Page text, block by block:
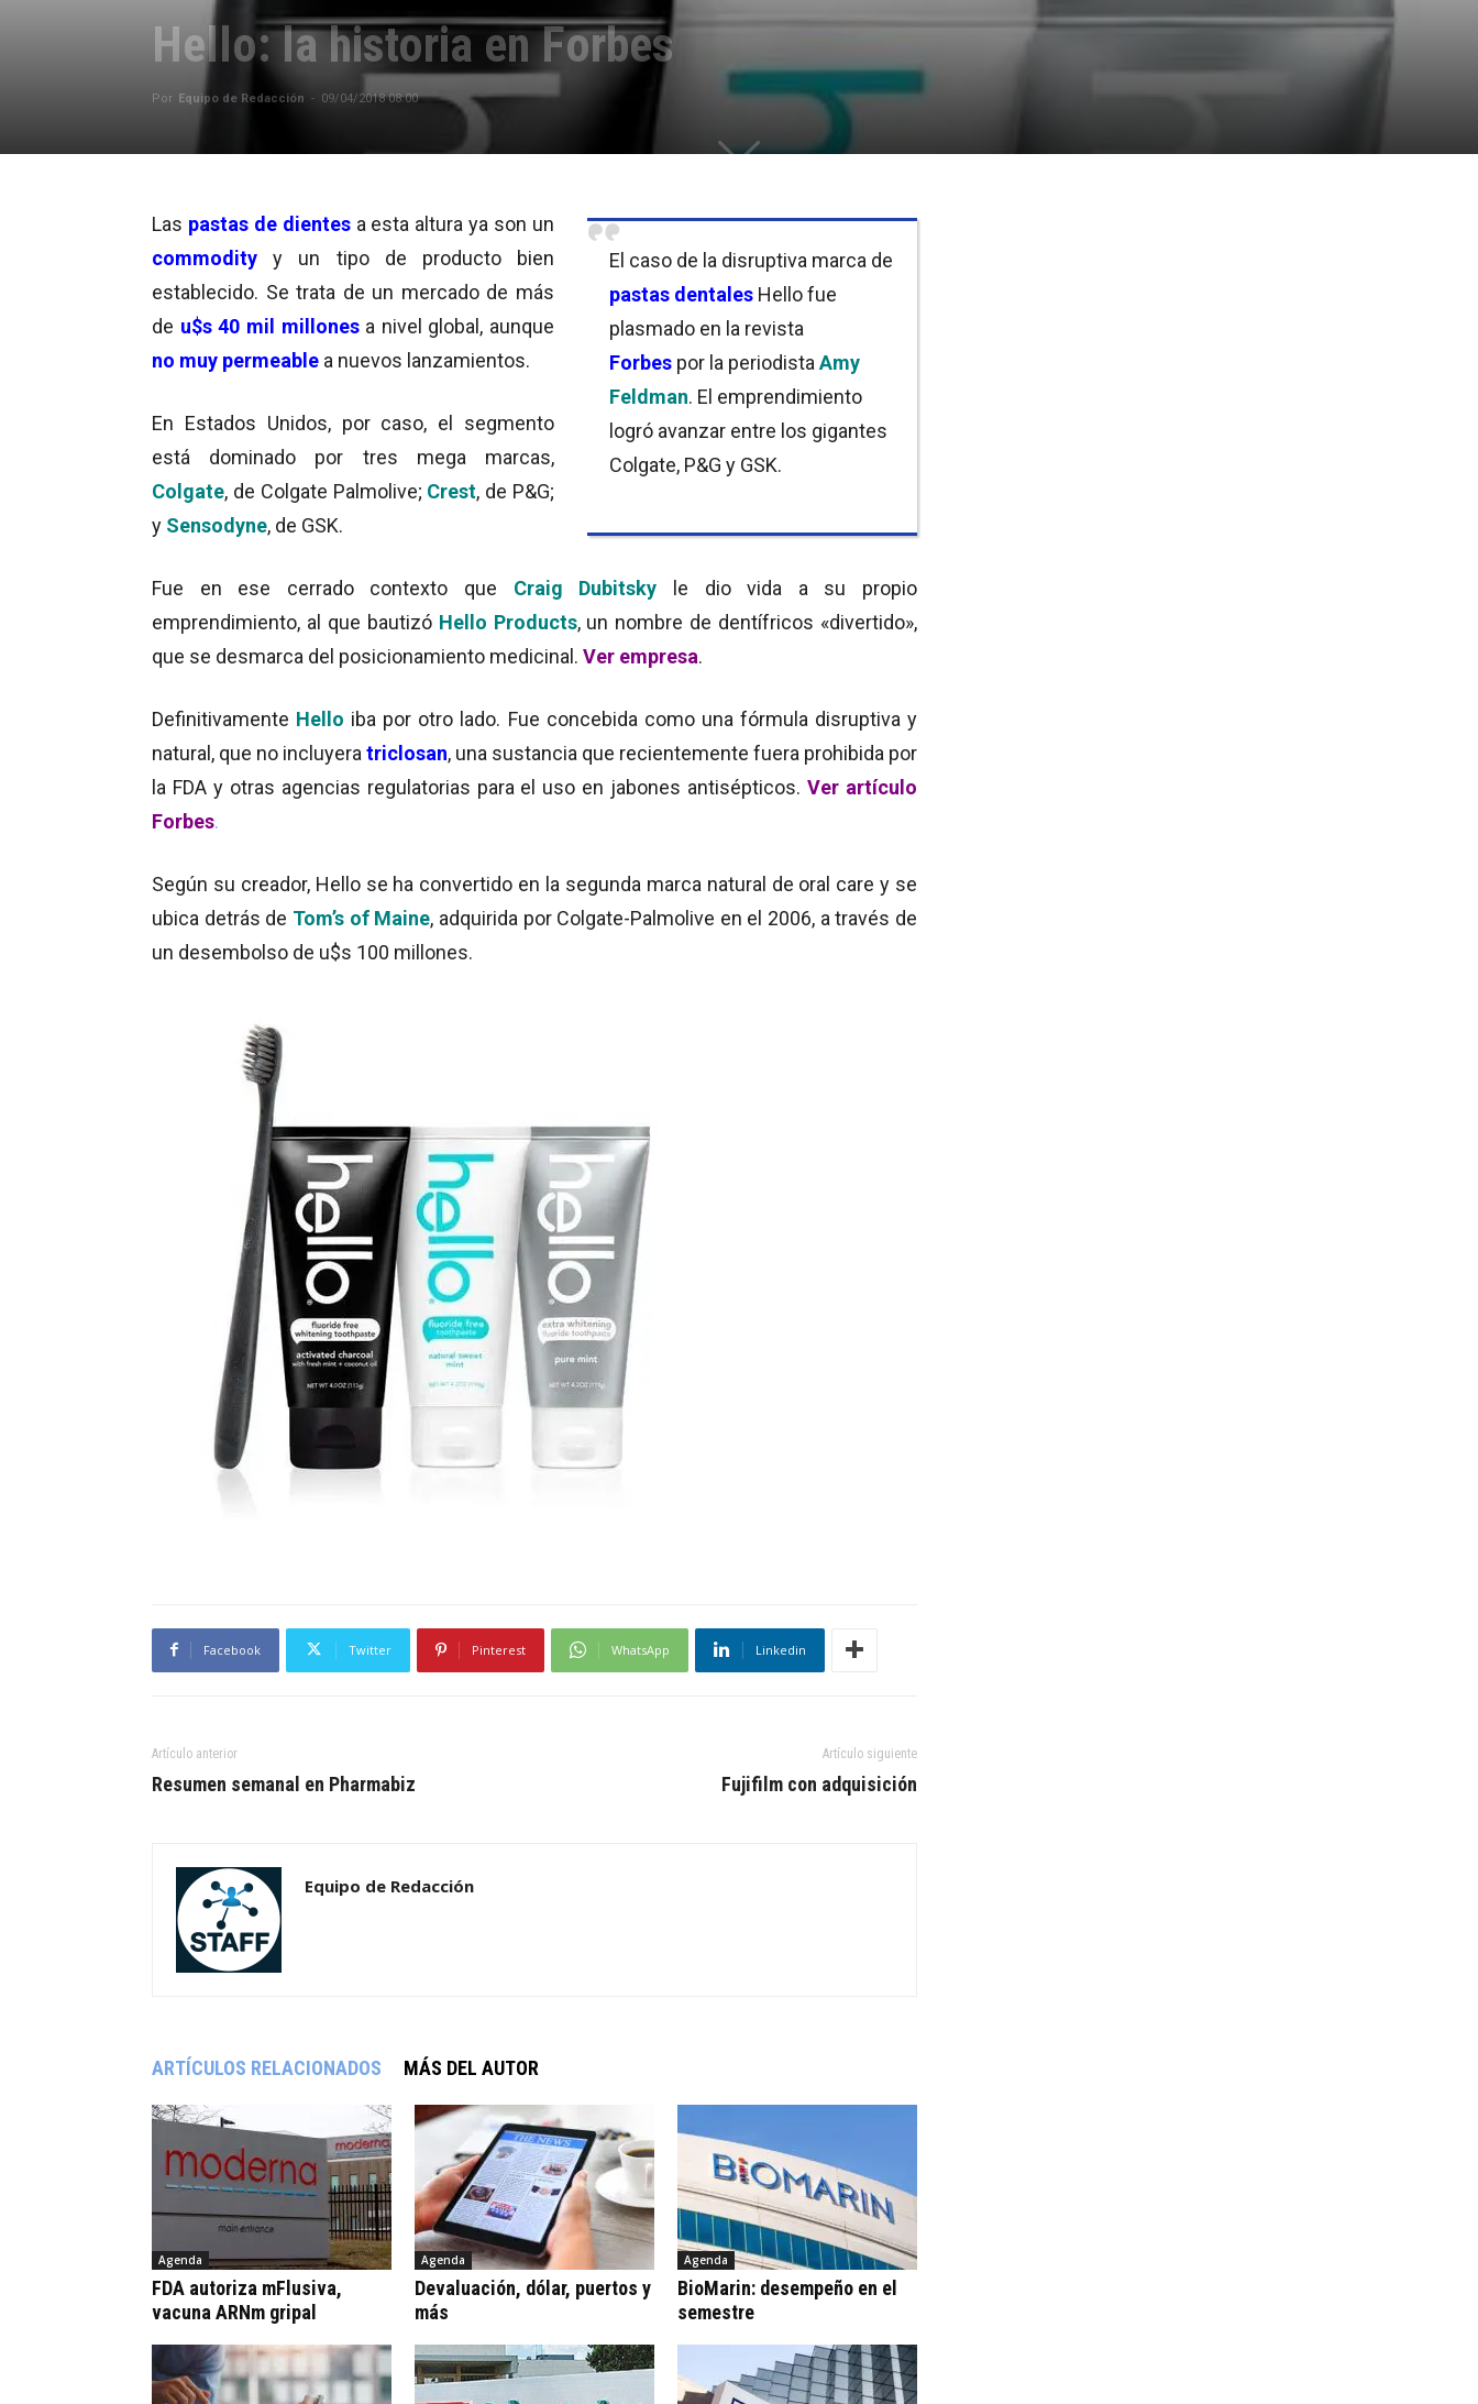
Hello: la historia en Forbes
Por Equipo de Redacción - 09/04/2018 08:00
El caso de la disruptiva marca de
pastas dentales Hello fue
plasmado en la revista
Forbes por la periodista Amy
Feldman. El emprendimiento
logró avanzar entre los gigantes
Colgate, P&G y GSK.
Las pastas de dientesa esta altura ya son un
commodity
y un tipo de producto bien
establecido. Se trata de un mercado de más
de u$s 40 mil millones a nivel global, aunque
no muy permeable a nuevos lanzamientos.
En Estados Unidos, por caso, el segmento
está dominado por tres mega marcas,
Colgate, de Colgate Palmolive; Crest, de P&G;
y Sensodyne, de GSK.
Fue en ese cerrado contexto que Craig Dubitsky le dio vida a su propio
emprendimiento, al que bautizó Hello Products, un nombre de dentífricos «divertido»,
que se desmarca del posicionamiento medicinal. Ver empresa.
Definitivamente Hello iba por otro lado. Fue concebida como una fórmula disruptiva y
natural, que no incluyera triclosan, una sustancia que recientemente fuera prohibida por
la FDA y otras agencias regulatorias para el uso en jabones antisépticos.Ver artículo
Forbes.
Según su creador, Hello se ha convertido en la segunda marca natural de oral care y se
ubica detrás de Tom’s of Maine, adquirida por Colgate-Palmolive en el 2006, a través de
un desembolso de u$s 100 millones.
Facebook Twitter Pinterest WhatsApp Linkedin
Artículo anterior
Resumen semanal en Pharmabiz
Artículo siguiente
Fujifilm con adquisición
Equipo de Redacción
ARTÍCULOS RELACIONADOS MÁS DEL AUTOR
Agenda
FDA autoriza mFlusiva,
vacuna ARNm gripal
Agenda
Devaluación, dólar, puertos y
más
Agenda
BioMarin: desempeño en el
semestre